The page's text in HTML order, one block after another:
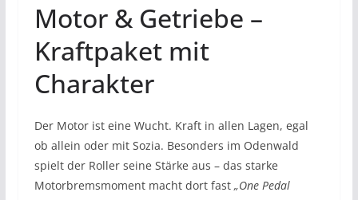
Motor & Getriebe –
Kraftpaket mit
Charakter
Der Motor ist eine Wucht. Kraft in allen Lagen, egal
ob allein oder mit Sozia. Besonders im Odenwald
spielt der Roller seine Stärke aus – das starke
Motorbremsmoment macht dort fast „One Pedal